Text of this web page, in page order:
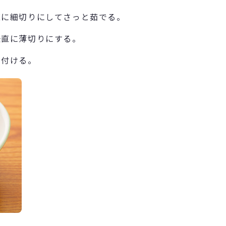
細切りにしてさっと茹でる。
に薄切りにする。
ける。